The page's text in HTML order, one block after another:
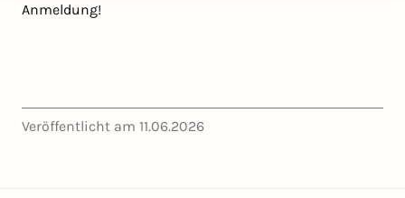
Anmeldung!
Veröffentlicht am 11.06.2026